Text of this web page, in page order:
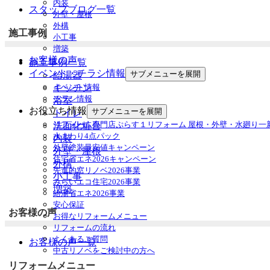
内装
外壁・屋根
外構
小工事
増築
お客様の声
イベント・チラシ情報
サブメニューを展開
イベント情報
チラシ情報
お役立ち情報
サブメニューを展開
リフォーム専門店ぷらす１リフォーム 屋根・外壁・水廻り一
水まわり4点パック
外壁塗装最安値キャンペーン
住宅省エネ2026キャンペーン
先進的窓リノベ2026事業
みらいエコ住宅2026事業
給湯省エネ2026事業
安心保証
お得なリフォームメニュー
リフォームの流れ
よくあるご質問
中古リノベをご検討中の方へ
スタッフブログ一覧
施工事例
施工事例一覧
給湯器
キッチン
浴室
トイレ
洗面化粧台
内装
外壁・屋根
外構
小工事
増築
お客様の声
お客様の声一覧
リフォームメニュー